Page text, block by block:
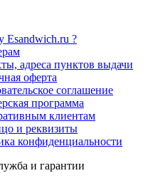
Esandwich.ru ?
адреса пунктов выдачи
оферта
соглашение
программа
клиентам
и реквизиты
конфиденциальности
и гарантии